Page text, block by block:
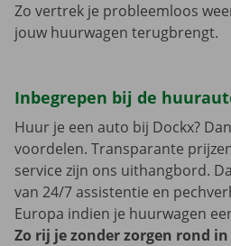
Zo vertrek je probleemloos
jouw huurwagen terugbrengt.
Inbegrepen bij de
Huur je een auto bij Dockx?
voordelen. Transparante
service zijn ons uithangbord.
van 24/7 assistentie en
Europa indien je huurwagen
Zo rij je zonder zorgen rond